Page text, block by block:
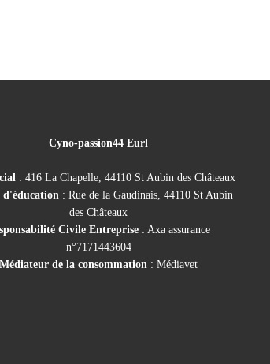
Cyno-passion44 Eurl
: 416 La Chapelle, 44110 St Aubin des Châteaux
: Rue de la Gaudinais, 44110 St Aubin
des Châteaux
Civile Entreprise : Axa assurance
n°7171443604
Médiateur de la consommation : Médiavet